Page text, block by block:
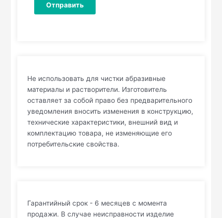
Не использовать для чистки абразивные
материалы и растворители. Изготовитель
оставляет за собой право без предварительного
уведомления вносить изменения в конструкцию,
технические характеристики, внешний вид и
комплектацию товара, не изменяющие его
потребительские свойства.
Гарантийный срок - 6 месяцев с момента
продажи. В случае неисправности изделие